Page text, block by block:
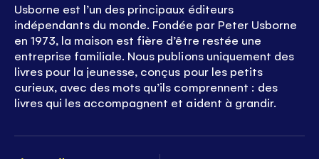
Usborne est l’un des principaux éditeurs
indépendants du monde. Fondée par Peter Usborne
en 1973, la maison est fière d’être restée une
entreprise familiale. Nous publions uniquement des
livres pour la jeunesse, conçus pour les petits
curieux, avec des mots qu’ils comprennent : des
livres qui les accompagnent et aident à grandir.